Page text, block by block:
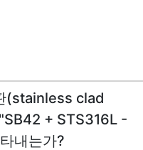
(stainless clad
+ STS316L -
내는가?